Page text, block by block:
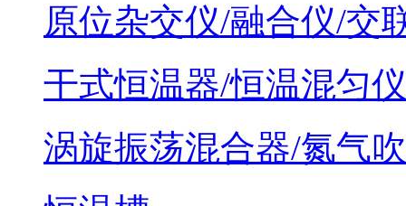
原位杂交仪/融合仪/交
干式恒温器/恒温混匀仪
涡旋振荡混合器/氮气